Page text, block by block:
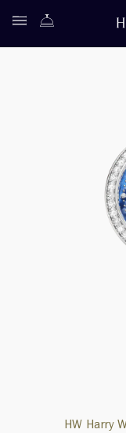
HW Harry